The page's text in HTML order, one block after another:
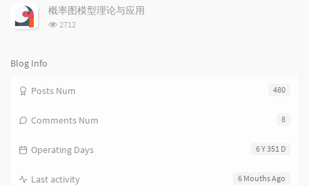
s
次
数:
概率图模型理论与应用
浏
2712
Blog Info
480
Posts Num
8
Comments Num
6 Y 351 D
Operating Days
6 Mouths Ago
Last activity